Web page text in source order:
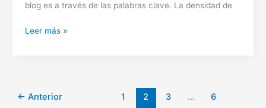
blog es a través de las palabras clave. La densidad de
La
clave
Leer más »
← Anterior 1 2 3 …
6